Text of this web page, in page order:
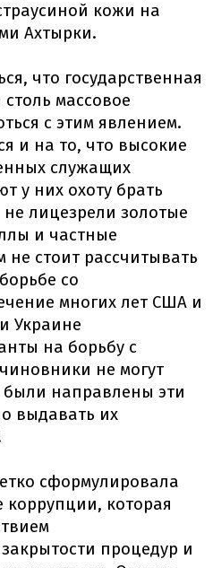
кожи на
Ахтырки.
что государственная
массовое
с этим явлением.
и на то, что высокие
служащих
у них охоту брать
лицезрели золотые
и частные
не стоит рассчитывать
со
многих лет США и
Украине
на борьбу с
не могут
были направлены эти
выдавать их
сформулировала
коррупции, которая
процедур и